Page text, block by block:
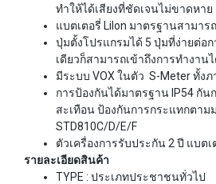
ทำให้ได้เสียงที่ชัดเจนไม่ขาดหาย
แบตเตอรี่ Lilon มาตรฐานสามาร
ปุ่มตั้งโปรแกรมได้ 5 ปุ่มที่ง่ายต่อ
เดียวก็สามารถเข้าถึงการทำงาน
มีระบบ VOX ในตัว S-Meter ทั้ง
การป้องกันได้มาตรฐาน IP54 กั
สะเทือน ป้องกันการกระแทกตาม
STD810C/D/E/F
ตัวเครื่องการรับประกัน 2 ปี แบตเ
รายละเอียดสินค้า
TYPE : ประเภทประชาชนทั่วไป